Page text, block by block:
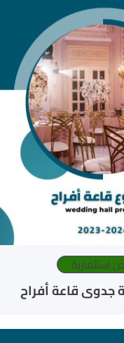
استثمارية
جدوى قاعة أفراح